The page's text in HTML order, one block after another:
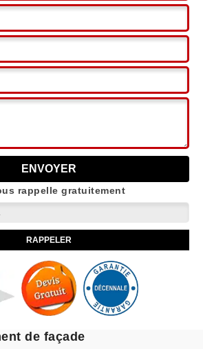
rappelle gratuitement
de façade